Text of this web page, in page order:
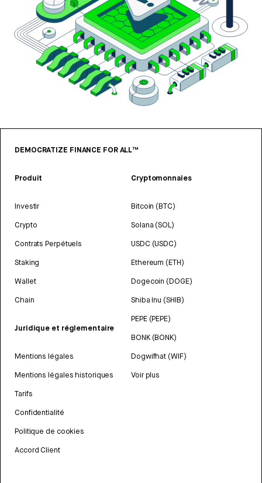
DEMOCRATIZE FINANCE FOR ALL™
Produit
Investir
Crypto
Contrats Perpétuels
Staking
Wallet
Chain
Juridique et réglementaire
Mentions légales
Mentions légales historiques
Tarifs
Confidentialité
Politique de cookies
Accord Client
Cryptomonnaies
Bitcoin (BTC)
Solana (SOL)
USDC (USDC)
Ethereum (ETH)
Dogecoin (DOGE)
Shiba Inu (SHIB)
PEPE (PEPE)
BONK (BONK)
Dogwifhat (WIF)
Voir plus